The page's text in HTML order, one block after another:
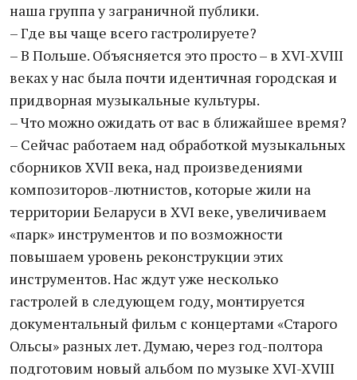
наша группа у заграничной публики.
– Где вы чаще всего гастролируете?
– В Польше. Объясняется это просто – в XVI-XVIII
веках у нас была почти идентичная городская и
придворная музыкальные культуры.
– Что можно ожидать от вас в ближайшее время?
– Сейчас работаем над обработкой музыкальных
сборников XVII века, над произведениями
композиторов-лютнистов, которые жили на
территории Беларуси в XVI веке, увеличиваем
«парк» инструментов и по возможности
повышаем уровень реконструкции этих
инструментов. Нас ждут уже несколько
гастролей в следующем году, монтируется
документальный фильм с концертами «Старого
Ольсы» разных лет. Думаю, через год-полтора
подготовим новый альбом по музыке XVI-XVIII